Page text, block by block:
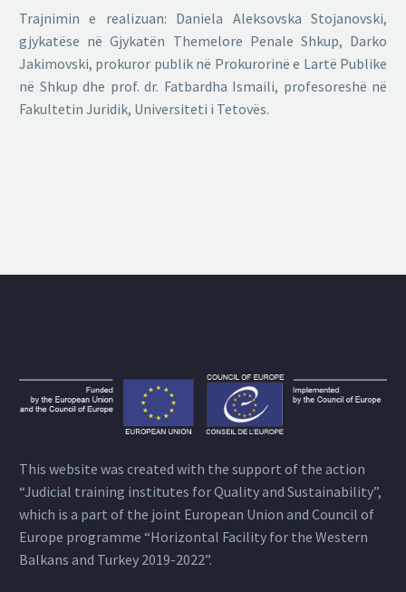
Trajnimin e realizuan: Daniela Aleksovska Stojanovski,
gjykatëse në Gjykatën Themelore Penale Shkup, Darko
Jakimovski, prokuror publik në Prokurorinë e Lartë Publike
në Shkup dhe prof. dr. Fatbardha Ismaili, profesoreshë në
Fakultetin Juridik, Universiteti i Tetovës.
This website was created with the support of the action
“Judicial training institutes for Quality and Sustainability”,
which is a part of the joint European Union and Council of
Europe programme “Horizontal Facility for the Western
Balkans and Turkey 2019-2022”.